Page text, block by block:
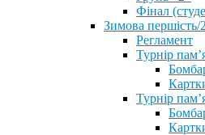
Фінал
⁨Зимова першість/
Регламент
Турнір
Турнір